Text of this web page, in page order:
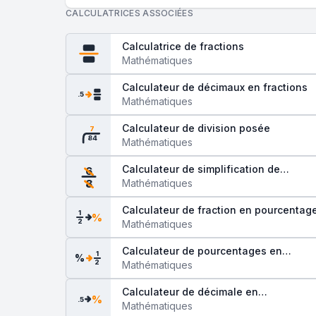
CALCULATRICES ASSOCIÉES
Calculatrice de fractions
Mathématiques
.5
Calculateur de décimaux en fractions
Mathématiques
84
7
Calculateur de division posée
Mathématiques
6
8
Calculateur de simplification de
fractions
Mathématiques
1
2 %
Calculateur de fraction en
Mathématiques
% 1
2
Calculateur de pourcentages en
fractions
Mathématiques
.5 %
Calculateur de décimale en
pourcentage
Mathématiques